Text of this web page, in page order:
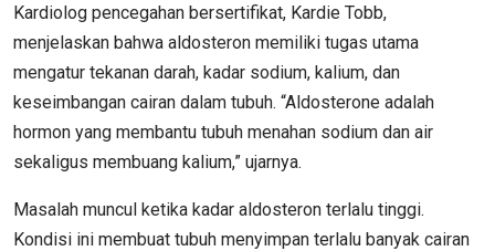
Kardiolog pencegahan bersertifikat, Kardie Tobb,
menjelaskan bahwa aldosteron memiliki tugas utama
mengatur tekanan darah, kadar sodium, kalium, dan
keseimbangan cairan dalam tubuh. “Aldosterone adalah
hormon yang membantu tubuh menahan sodium dan air
sekaligus membuang kalium,” ujarnya.
Masalah muncul ketika kadar aldosteron terlalu tinggi.
Kondisi ini membuat tubuh menyimpan terlalu banyak cairan